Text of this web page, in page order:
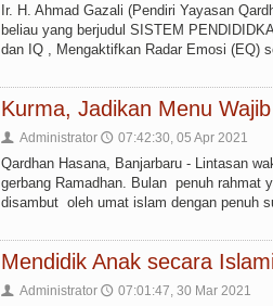
Ir. H. Ahmad Gazali (Pendiri Yayasan
beliau yang berjudul SISTEM
dan IQ , Mengaktifkan Radar Emosi (EQ)
Kurma, Jadikan Menu
👤 Administrator 🕔 07:42:30, 05 Apr 2021
Qardhan Hasana, Banjarbaru - Lintasan
gerbang Ramadhan. Bulan penuh rahmat
disambut oleh umat islam dengan penuh
Mendidik Anak secara
👤 Administrator 🕔 07:01:47, 30 Mar 2021